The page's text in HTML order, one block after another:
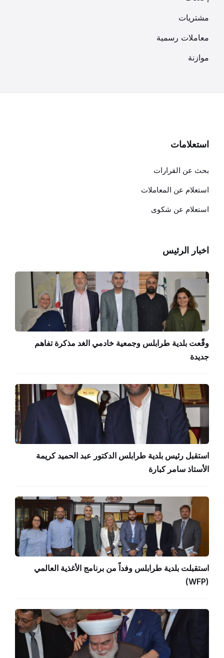
مشتريات
معاملات رسمية
موازنة
استعلامات
بحث عن القرارات
استعلام عن المعاملات
استعلام عن شكوى
اخبار الرئيس
وقّعت بلدية طرابلس وجمعية خادمي الغد مذكرة تفاهم
جديدة
استقبل رئيس بلدية طرابلس الدكتور عبد الحميد كريمة
الأستاذ سامر كبارة
استقبلت بلدية طرابلس وفداً من برنامج الأغذية العالمي
(WFP)